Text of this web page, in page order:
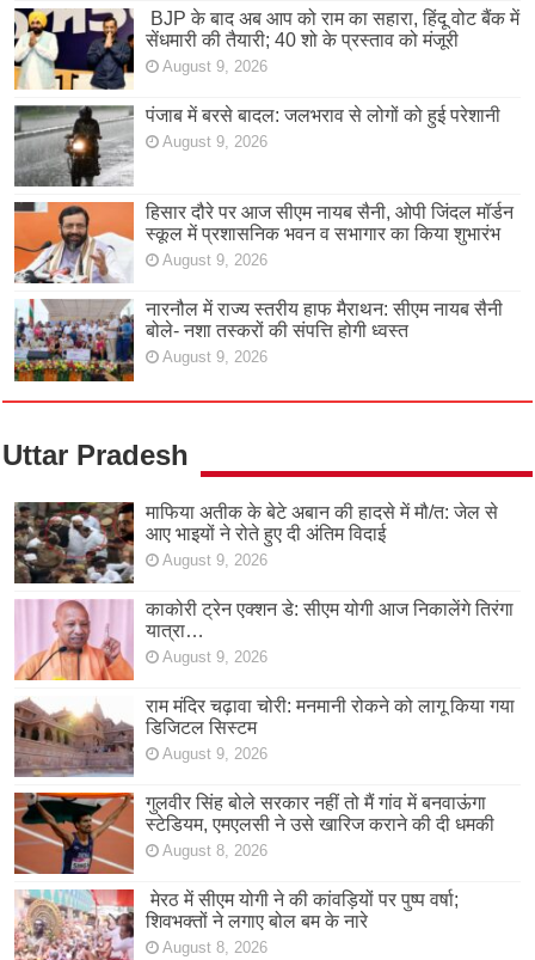
BJP के बाद अब आप को राम का सहारा, हिंदू वोट बैंक में
सेंधमारी की तैयारी; 40 शो के प्रस्ताव को मंजूरी
August 9, 2026
पंजाब में बरसे बादल: जलभराव से लोगों को हुई परेशानी
August 9, 2026
हिसार दौरे पर आज सीएम नायब सैनी, ओपी जिंदल मॉर्डन
स्कूल में प्रशासनिक भवन व सभागार का किया शुभारंभ
August 9, 2026
नारनौल में राज्य स्तरीय हाफ मैराथन: सीएम नायब सैनी
बोले- नशा तस्करों की संपत्ति होगी ध्वस्त
August 9, 2026
Uttar Pradesh
माफिया अतीक के बेटे अबान की हादसे में मौ/त: जेल से
आए भाइयों ने रोते हुए दी अंतिम विदाई
August 9, 2026
काकोरी ट्रेन एक्शन डे: सीएम योगी आज निकालेंगे तिरंगा
यात्रा…
August 9, 2026
राम मंदिर चढ़ावा चोरी: मनमानी रोकने को लागू किया गया
डिजिटल सिस्टम
August 9, 2026
गुलवीर सिंह बोले सरकार नहीं तो मैं गांव में बनवाऊंगा
स्टेडियम, एमएलसी ने उसे खारिज कराने की दी धमकी
August 8, 2026
मेरठ में सीएम योगी ने की कांवड़ियों पर पुष्प वर्षा;
शिवभक्तों ने लगाए बोल बम के नारे
August 8, 2026